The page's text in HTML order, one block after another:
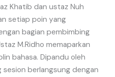
Khatib dan ustaz Nuh
setiap poin yang
bagian pembimbing
M.Ridho memaparkan
bahasa. Dipandu oleh
sesion berlangsung dengan